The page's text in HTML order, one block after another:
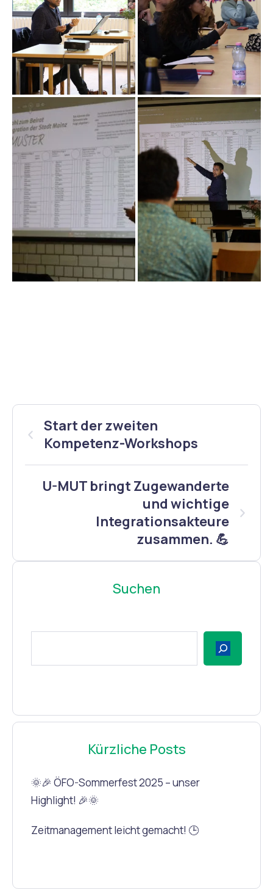
Start der zweiten
Kompetenz-Workshops
U-MUT bringt Zugewanderte
und wichtige
Integrationsakteure
zusammen. 💪
Suchen
Kürzliche Posts
🌞🎉 ÖFO-Sommerfest 2025 – unser
Highlight! 🎉🌞
Zeitmanagement leicht gemacht! 🕒